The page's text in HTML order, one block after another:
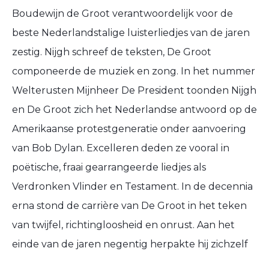
Boudewijn de Groot verantwoordelijk voor de
beste Nederlandstalige luisterliedjes van de jaren
zestig. Nijgh schreef de teksten, De Groot
componeerde de muziek en zong. In het nummer
Welterusten Mijnheer De President toonden Nijgh
en De Groot zich het Nederlandse antwoord op de
Amerikaanse protestgeneratie onder aanvoering
van Bob Dylan. Excelleren deden ze vooral in
poëtische, fraai gearrangeerde liedjes als
Verdronken Vlinder en Testament. In de decennia
erna stond de carrière van De Groot in het teken
van twijfel, richtingloosheid en onrust. Aan het
einde van de jaren negentig herpakte hij zichzelf